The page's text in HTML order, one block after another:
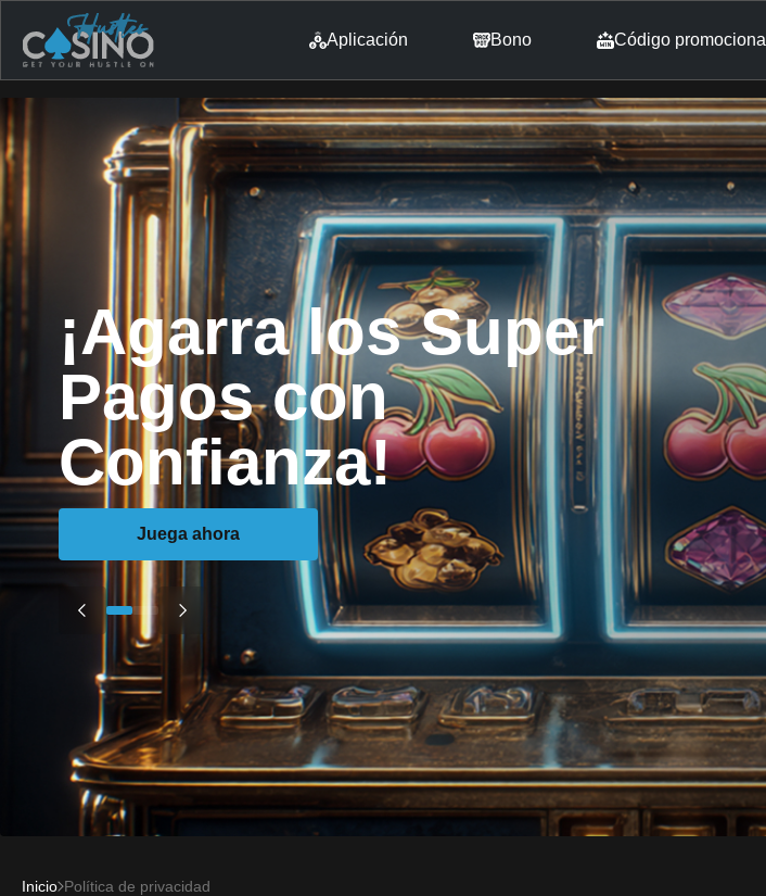
Aplicación Bono Código promocional
¡Agarra los Super
Pagos con
Confianza!
Juega ahora
Inicio Política de privacidad